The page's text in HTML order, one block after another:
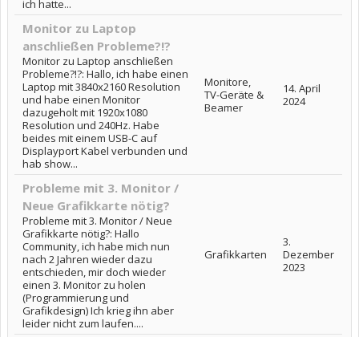
ich hatte...
Monitor zu Laptop
anschließen Probleme?!?
Monitor zu Laptop anschließen
Probleme?!?: Hallo, ich habe einen
Laptop mit 3840x2160 Resolution
und habe einen Monitor
dazugeholt mit 1920x1080
Resolution und 240Hz. Habe
beides mit einem USB-C auf
Displayport Kabel verbunden und
hab show...
Monitore,
TV-Geräte &
Beamer
14. April
2024
Probleme mit 3. Monitor /
Neue Grafikkarte nötig?
Probleme mit 3. Monitor / Neue
Grafikkarte nötig?: Hallo
Community, ich habe mich nun
nach 2 Jahren wieder dazu
entschieden, mir doch wieder
einen 3. Monitor zu holen
(Programmierung und
Grafikdesign) Ich krieg ihn aber
leider nicht zum laufen....
Grafikkarten
3.
Dezember
2023